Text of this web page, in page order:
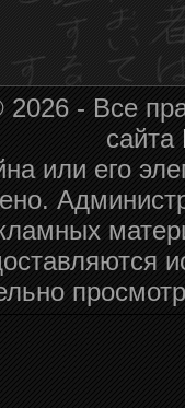
2026 - Все
сайта
или его